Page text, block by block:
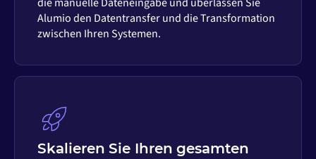
Alumio den Datentransfer und die Transformation
zwischen Ihren Systemen.
Skalieren Sie Ihren gesamten